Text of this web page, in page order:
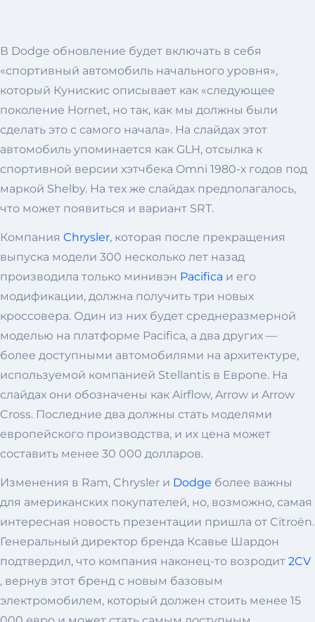
В Dodge обновление будет включать в себя
«спортивный автомобиль начального уровня»,
который Кунискис описывает как «следующее
поколение Hornet, но так, как мы должны были
сделать это с самого начала». На слайдах этот
автомобиль упоминается как GLH, отсылка к
спортивной версии хэтчбека Omni 1980-х годов под
маркой Shelby. На тех же слайдах предполагалось,
что может появиться и вариант SRT.
Компания Chrysler, которая после прекращения
выпуска модели 300 несколько лет назад
производила только минивэн Pacifica и его
модификации, должна получить три новых
кроссовера. Один из них будет среднеразмерной
моделью на платформе Pacifica, а два других —
более доступными автомобилями на архитектуре,
используемой компанией Stellantis в Европе. На
слайдах они обозначены как Airflow, Arrow и Arrow
Cross. Последние два должны стать моделями
европейского производства, и их цена может
составить менее 30 000 долларов.
Изменения в Ram, Chrysler и Dodge более важны
для американских покупателей, но, возможно, самая
интересная новость презентации пришла от Citroën.
Генеральный директор бренда Ксавье Шардон
подтвердил, что компания наконец-то возродит 2CV
, вернув этот бренд с новым базовым
электромобилем, который должен стоить менее 15